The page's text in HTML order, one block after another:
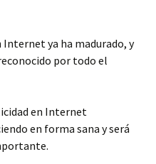
Internet ya ha madurado, y
por todo el
en Internet
en forma sana y será